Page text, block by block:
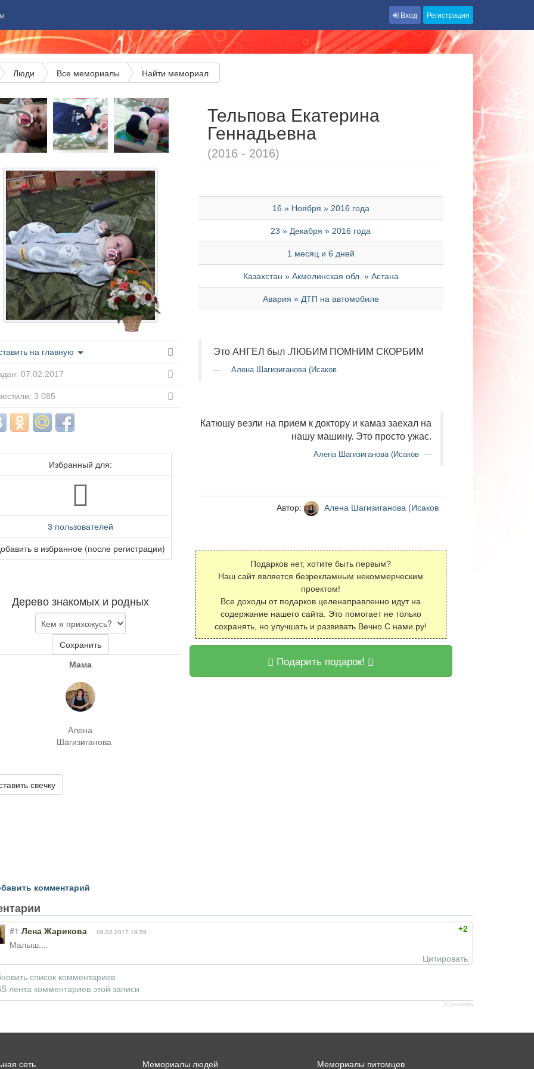
Вход Регистрация
Люди Все мемориалы Найти мемориал
на главную
07.02.2017
3 085
Избранный для:
3 пользователей
в избранное (после регистрации)
Дерево знакомых и родных
Сохранить
Мама
Алена
Шагизиганова
свечку
Тельпова Екатерина
Геннадьевна
(2016 - 2016)
16 » Ноября » 2016 года
23 » Декабря » 2016 года
1 месяц и 6 дней
Казахстан » Акмолинская обл. » Астана
Авария » ДТП на автомобиле
Это АНГЕЛ был .ЛЮБИМ ПОМНИМ СКОРБИМ
Алена Шагизиганова (Исаков
Катюшу везли на прием к доктору и камаз заехал на
нашу машину. Это просто ужас.
Алена Шагизиганова (Исаков
Автор: Алена Шагизиганова (Исаков
Подарков нет, хотите быть первым?
Наш сайт является безрекламным некоммерческим
проектом!
Все доходы от подарков целенаправленно идут на
содержание нашего сайта. Это помогает не только
сохранять, но улучшать и развивать Вечно С нами.ру!
Подарить подарок!
комментарий
+2
#1 Лена Жарикова 08.02.2017 19:59
Малыш....
Цитировать
список комментариев
лента комментариев этой записи
JComments
сеть Мемориалы людей Мемориалы питомцев